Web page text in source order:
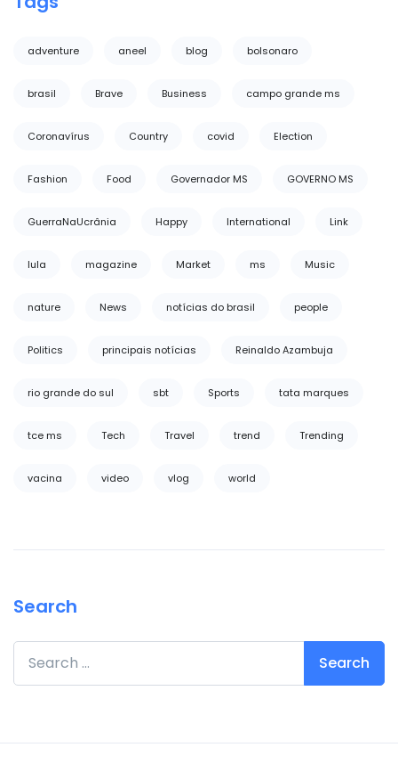
adventure aneel blog bolsonaro
brasil Brave Business campo grande ms
Coronavírus Country covid Election
Fashion Food Governador MS GOVERNO MS
GuerraNaUcrânia Happy International Link
lula magazine Market ms Music
nature News notícias do brasil people
Politics principais notícias Reinaldo Azambuja
rio grande do sul sbt Sports tata marques
tce ms Tech Travel trend Trending
vacina video vlog world
Search
Search for: